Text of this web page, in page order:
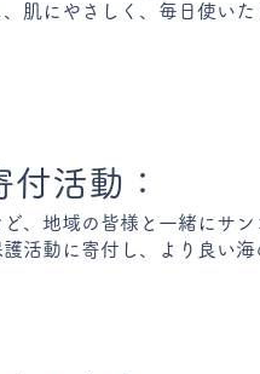
肌にやさしく、毎日使い
活動：
、地域の皆様と一緒にサ
活動に寄付し、より良い